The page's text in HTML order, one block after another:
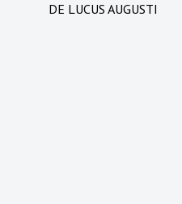
DE LUCUS AUGUSTI